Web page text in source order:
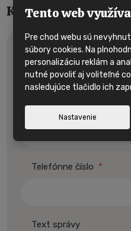
Kontaktujte nás
Meno a priezvisko *
E-mail *
Telefónne číslo *
Text správy
Tento web
Pre chod webu sú
súbory cookies. Na
personalizáciu reklám a
nutné povoliť aj voliteľné
nasledujúce tlačidlo ich
Nastavenie